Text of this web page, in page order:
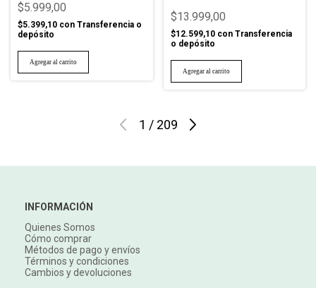
$5.999,00
$5.399,10 con Transferencia o
depósito
$13.999,00
$12.599,10 con Transferencia
o depósito
1 / 209
INFORMACIÓN
Quienes Somos
Cómo comprar
Métodos de pago y envíos
Términos y condiciones
Cambios y devoluciones